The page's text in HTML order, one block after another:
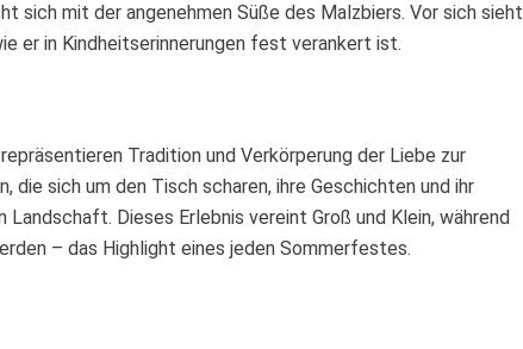
sich mit der angenehmen Süße des Malzbiers. Vor sich sieht
er in Kindheitserinnerungen fest verankert ist.
Tradition und Verkörperung der Liebe zur
die sich um den Tisch scharen, ihre Geschichten und ihr
Dieses Erlebnis vereint Groß und Klein, während
– das Highlight eines jeden Sommerfestes.